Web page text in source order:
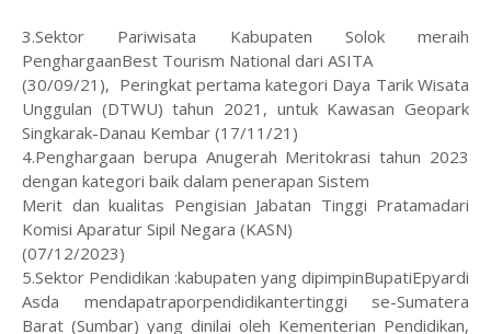
3.Sektor Pariwisata Kabupaten Solok meraih
PenghargaanBest Tourism National dari ASITA
(30/09/21), Peringkat pertama kategori Daya Tarik Wisata
Unggulan (DTWU) tahun 2021, untuk Kawasan Geopark
Singkarak-Danau Kembar (17/11/21)
4.Penghargaan berupa Anugerah Meritokrasi tahun 2023
dengan kategori baik dalam penerapan Sistem
Merit dan kualitas Pengisian Jabatan Tinggi Pratamadari
Komisi Aparatur Sipil Negara (KASN)
(07/12/2023)
5.Sektor Pendidikan :kabupaten yang dipimpinBupatiEpyardi
Asda mendapatraporpendidikantertinggi se-Sumatera
Barat (Sumbar) yang dinilai oleh Kementerian Pendidikan,